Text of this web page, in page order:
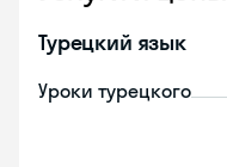
Турецкий язык
Уроки турецкого